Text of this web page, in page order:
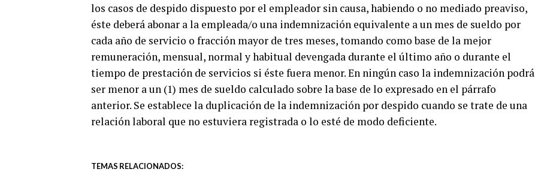
los casos de despido dispuesto por el empleador sin causa, habiendo o no mediado preaviso,
éste deberá abonar a la empleada/o una indemnización equivalente a un mes de sueldo por
cada año de servicio o fracción mayor de tres meses, tomando como base de la mejor
remuneración, mensual, normal y habitual devengada durante el último año o durante el
tiempo de prestación de servicios si éste fuera menor. En ningún caso la indemnización podrá
ser menor a un (1) mes de sueldo calculado sobre la base de lo expresado en el párrafo
anterior. Se establece la duplicación de la indemnización por despido cuando se trate de una
relación laboral que no estuviera registrada o lo esté de modo deficiente.
TEMAS RELACIONADOS: